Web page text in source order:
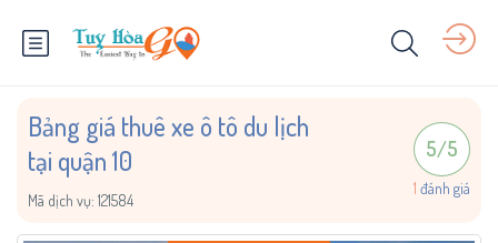
Bảng giá thuê xe ô tô du lịch
tại quận 10
Mã dịch vụ: 121584
5/5
1 đánh giá